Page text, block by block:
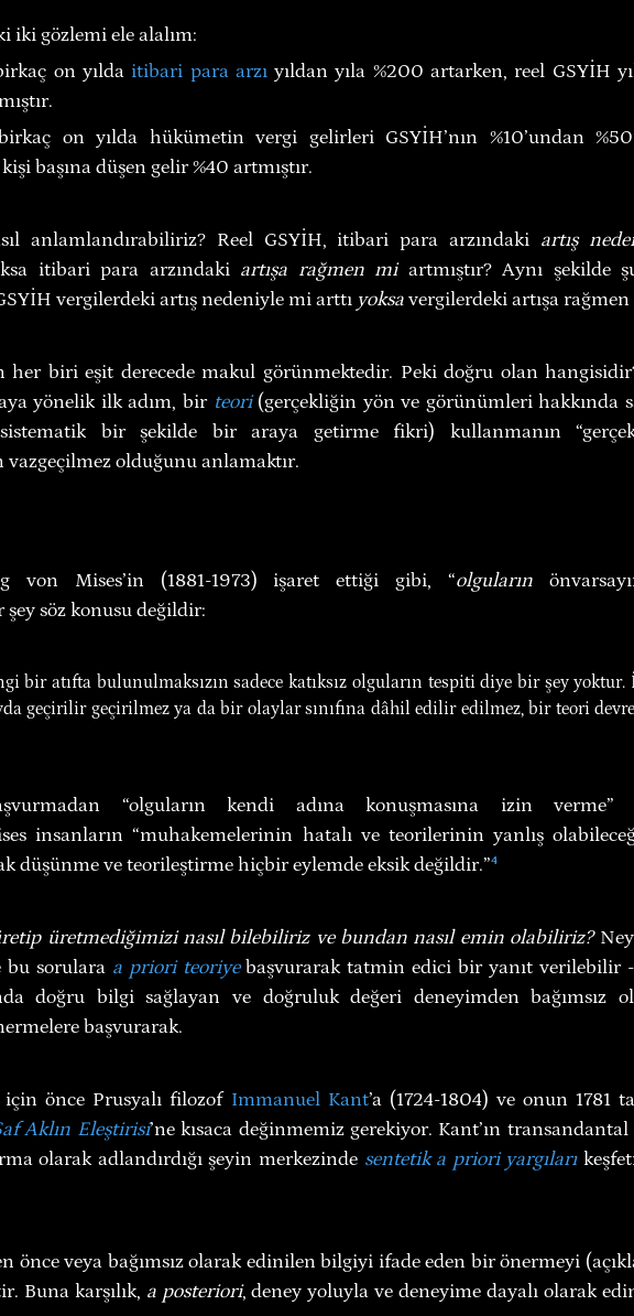
iki gözlemi ele alalım:
on yılda itibari para arzı yıldan yıla %200 artarken, reel GSYİH
on yılda hükümetin vergi gelirleri GSYİH’nın %10’undan
başına düşen gelir %40 artmıştır.
anlamlandırabiliriz? Reel GSYİH, itibari para arzındaki artış
itibari para arzındaki artışa rağmen mi artmıştır? Aynı şekilde
vergilerdeki artış nedeniyle mi arttı yoksa vergilerdeki artışa
her biri eşit derecede makul görünmektedir. Peki doğru olan
yönelik ilk adım, bir teori (gerçekliğin yön ve görünümleri hakkında
bir şekilde bir araya getirme fikri) kullanmanın
vazgeçilmez olduğunu anlamaktır.
von Mises’in (1881-1973) işaret ettiği gibi, “olguların
söz konusu değildir:
bir atıfta bulunulmaksızın sadece katıksız olguların tespiti diye bir şey yoktur.
geçirilir geçirilmez ya da bir olaylar sınıfına dâhil edilir edilmez, bir teori
“olguların kendi adına konuşmasına izin verme”
insanların “muhakemelerinin hatalı ve teorilerinin yanlış
düşünme ve teorileştirme hiçbir eylemde eksik değildir.”⁴
üretmediğimizi nasıl bilebiliriz ve bundan nasıl emin olabiliriz?
bu sorulara a priori teoriye başvurarak tatmin edici bir yanıt verilebilir
doğru bilgi sağlayan ve doğruluk değeri deneyimden bağımsız
başvurarak.
için önce Prusyalı filozof Immanuel Kant’a (1724-1804) ve onun 1781
Aklın Eleştirisi’ne kısaca değinmemiz gerekiyor. Kant’ın
olarak adlandırdığı şeyin merkezinde sentetik a priori yargıları
önce veya bağımsız olarak edinilen bilgiyi ifade eden bir önermeyi
Buna karşılık, a posteriori, deney yoluyla ve deneyime dayalı olarak